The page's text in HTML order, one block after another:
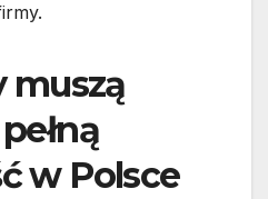
muszą
w Polsce